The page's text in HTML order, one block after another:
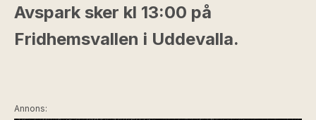
Avspark sker kl 13:00 på
Fridhemsvallen i Uddevalla.
Annons: